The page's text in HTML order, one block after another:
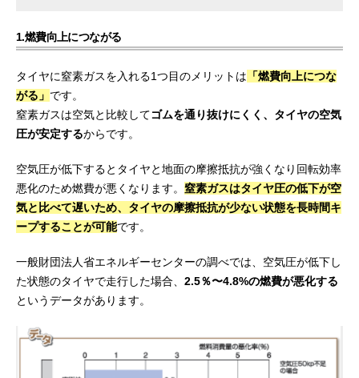
1.燃費向上につながる
タイヤに窒素ガスを入れる1つ目のメリットは 「燃費向上につな
がる」 です。
窒素ガスは空気と比較してゴムを通り抜けにくく、タイヤの空気
圧が安定するからです。
空気圧が低下するとタイヤと地面の摩擦抵抗が強くなり回転効率
悪化のため燃費が悪くなります。 窒素ガスはタイヤ圧の低下が空
気と比べて遅いため、タイヤの摩擦抵抗が少ない状態を長時間キ
ープすることが可能です。
一般財団法人省エネルギーセンターの調べでは、空気圧が低下し
た状態のタイヤで走行した場合、 2.5％〜4.8%の燃費が悪化する
というデータがあります。